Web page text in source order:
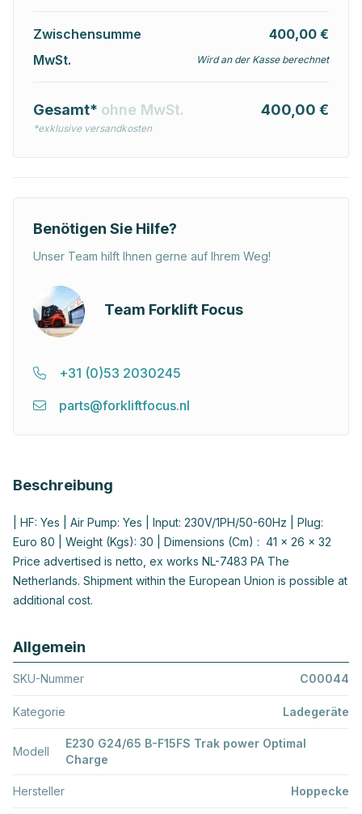
Zwischensumme
400,00 €
MwSt.
Wird an der Kasse berechnet
Gesamt* ohne MwSt.
*exklusive versandkosten
400,00 €
Benötigen Sie Hilfe?
Unser Team hilft Ihnen gerne auf Ihrem Weg!
Team Forklift Focus
+31 (0)53 2030245
parts@forkliftfocus.nl
Beschreibung
| HF: Yes | Air Pump: Yes | Input: 230V/1PH/50-60Hz | Plug:
Euro 80 | Weight (Kgs): 30 | Dimensions (Cm) : 41 x 26 x 32
Price advertised is netto, ex works NL-7483 PA The
Netherlands. Shipment within the European Union is possible at
additional cost.
Allgemein
SKU-Nummer C00044
Kategorie Ladegeräte
Modell
E230 G24/65 B-F15FS Trak power Optimal
Charge
Hersteller Hoppecke